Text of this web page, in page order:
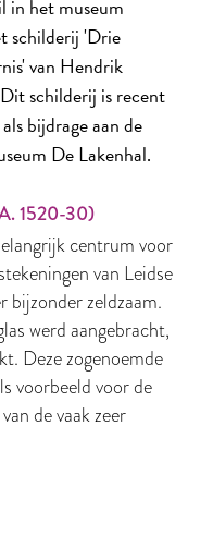
in het museum
schilderij 'Drie
van Hendrik
schilderij is recent
bijdrage aan de
De Lakenhal.
1520-30)
centrum voor
van Leidse
zeldzaam.
werd aangebracht,
Deze zogenoemde
voorbeeld voor de
de vaak zeer